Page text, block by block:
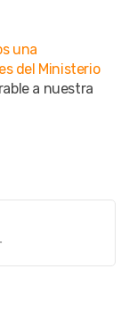
una
del Ministerio
a nuestra